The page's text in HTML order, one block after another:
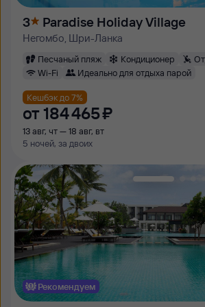
3 Paradise Holiday Village
Негомбо, Шри-Ланка
Песчаный пляж Кондиционер
Wi-Fi
Идеально для отдыха парой
Кешбэк до 7%
от 184 ⁠465 ⁠₽
13 авг, чт — 18 авг, вт
5 ночей, за двоих
Рекомендуем